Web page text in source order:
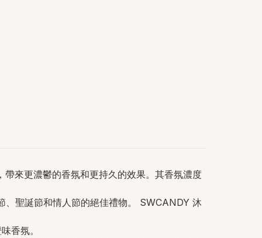
來更濃鬱的香氛和更持久的效果。其香氛濃度
、聖誕節和情人節的絕佳禮物。 SWCANDY 沐
香氛。